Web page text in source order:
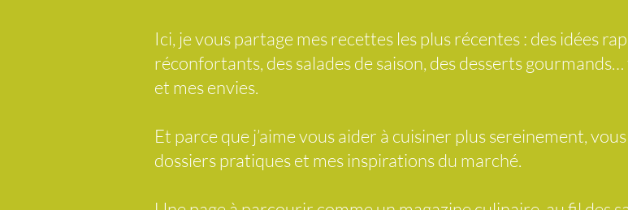
Ici, je vous partage mes recettes les plus récentes : des idées
réconfortants, des salades de saison, des desserts
et mes envies.
Et parce que j’aime vous aider à cuisiner plus sereinement,
dossiers pratiques et mes inspirations du marché.